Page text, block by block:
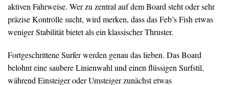
aktiven Fahrweise. Wer zu zentral auf dem Board steht oder sehr
präzise Kontrolle sucht, wird merken, dass das Feb’s Fish etwas
weniger Stabilität bietet als ein klassischer Thruster.
Fortgeschrittene Surfer werden genau das lieben. Das Board
belohnt eine saubere Linienwahl und einen flüssigen Surfstil,
während Einsteiger oder Umsteiger zunächst etwas